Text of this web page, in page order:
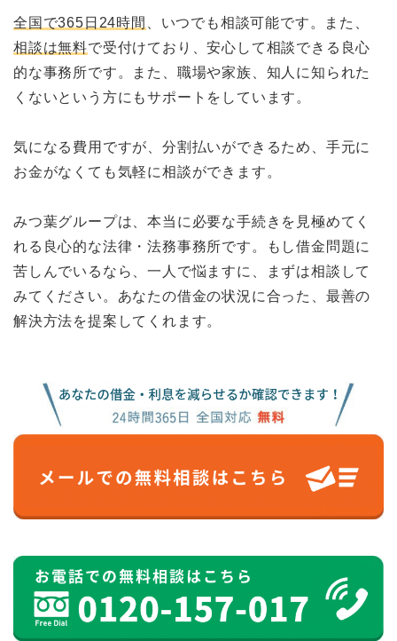
全国で365日24時間
、いつでも相談可能です。また、
相談は無料で受付けており、安心して相談できる良心
的な事務所です。また、職場や家族、知人に知られた
くないという方にもサポートをしています。
気になる費用ですが、分割払いができるため、手元に
お金がなくても気軽に相談ができます。
みつ葉グループは、本当に必要な手続きを見極めてく
れる良心的な法律・法務事務所です。もし借金問題に
苦しんでいるなら、一人で悩ますに、まずは相談して
みてください。あなたの借金の状況に合った、最善の
解決方法を提案してくれます。